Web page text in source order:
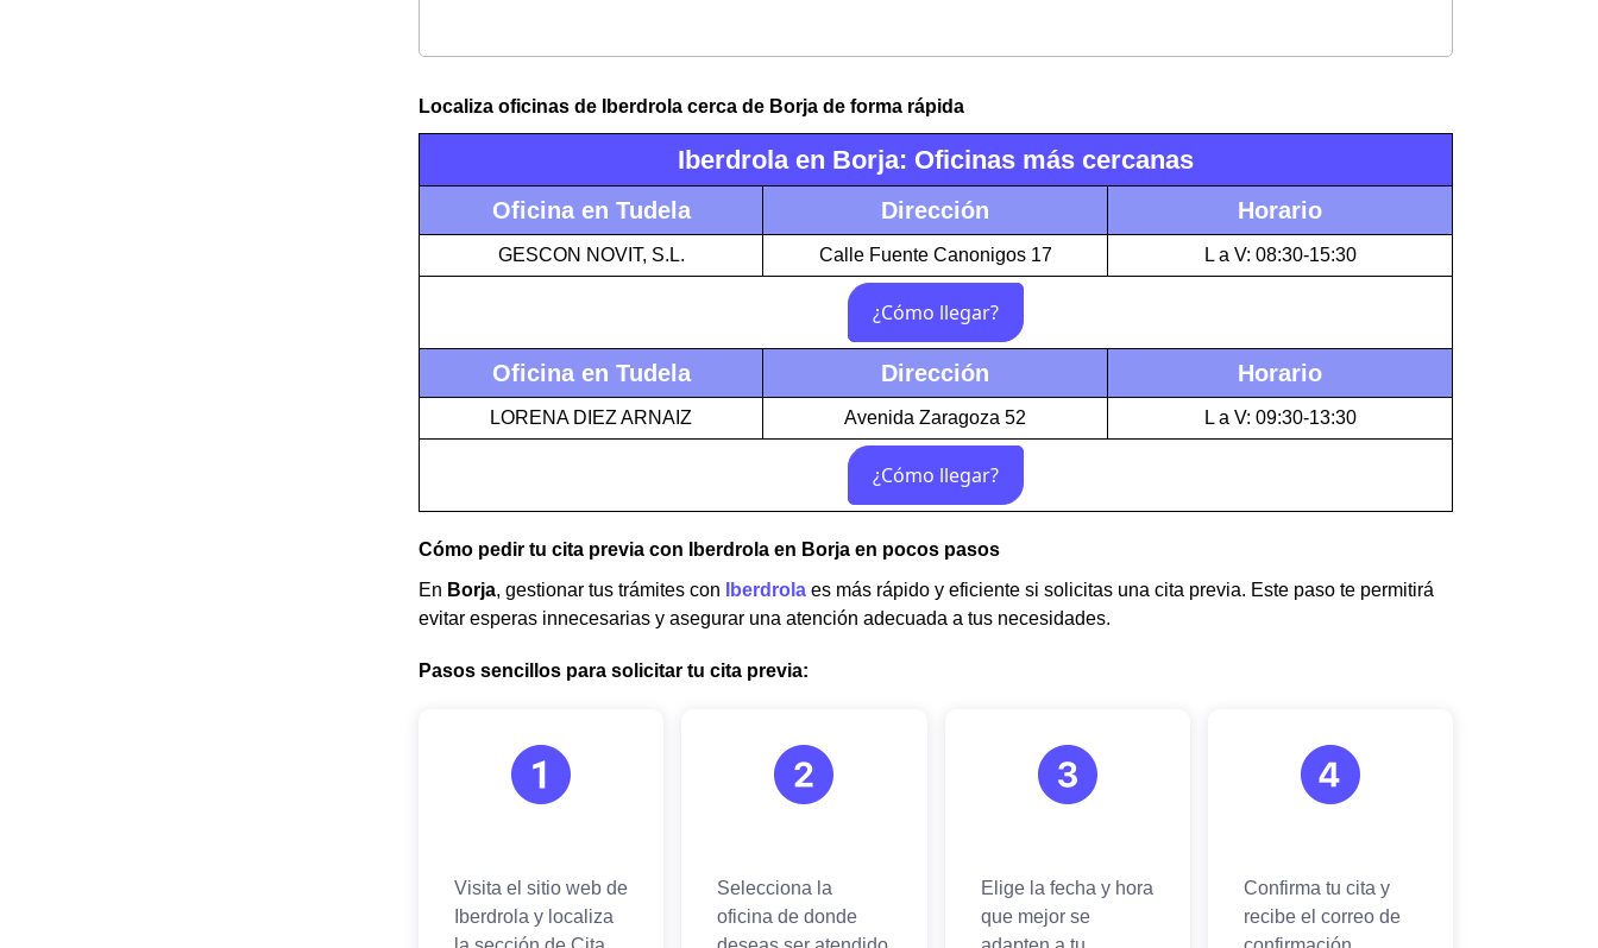
Localiza oficinas de Iberdrola cerca de Borja de forma rápida
Iberdrola en Borja: Oficinas más cercanas
Oficina en Tudela Dirección Horario
GESCON NOVIT, S.L. Calle Fuente Canonigos 17 L a V: 08:30-15:30
Oficina en Tudela Dirección Horario
LORENA DIEZ ARNAIZ Avenida Zaragoza 52 L a V: 09:30-13:30
Cómo pedir tu cita previa con Iberdrola en Borja en pocos pasos
En Borja, gestionar tus trámites con Iberdrola es más rápido y eficiente si solicitas una cita previa. Este paso te permitirá
evitar esperas innecesarias y asegurar una atención adecuada a tus necesidades.
Pasos sencillos para solicitar tu cita previa: